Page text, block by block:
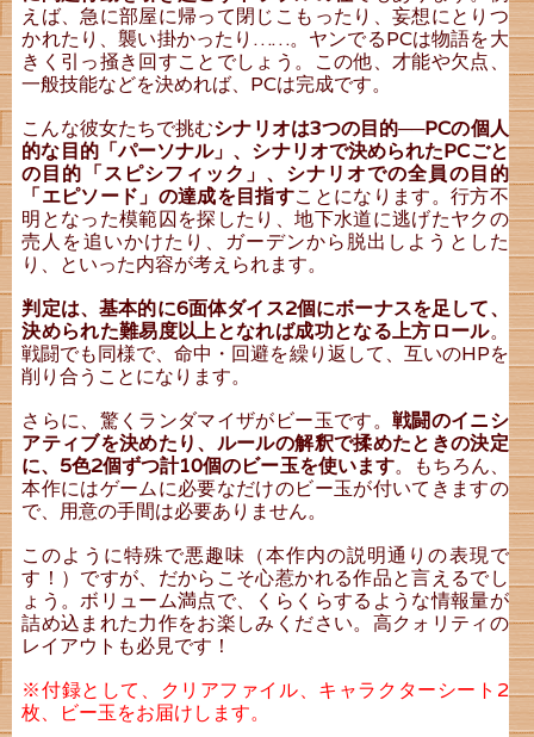
えば、急に部屋に帰って閉じこもったり、妄想にとりつ
かれたり、襲い掛かったり……。ヤンでるPCは物語を大
きく引っ掻き回すことでしょう。この他、才能や欠点、
一般技能などを決めれば、PCは完成です。
こんな彼女たちで挑むシナリオは3つの目的──PCの個人
的な目的「パーソナル」、シナリオで決められたPCごと
の目的「スピシフィック」、シナリオでの全員の目的
「エピソード」の達成を目指すことになります。行方不
明となった模範囚を探したり、地下水道に逃げたヤクの
売人を追いかけたり、ガーデンから脱出しようとした
り、といった内容が考えられます。
判定は、基本的に6面体ダイス2個にボーナスを足して、
決められた難易度以上となれば成功となる上方ロール。
戦闘でも同様で、命中・回避を繰り返して、互いのHPを
削り合うことになります。
さらに、驚くランダマイザがビー玉です。 戦闘のイニシ
アティブを決めたり、ルールの解釈で揉めたときの決定
に、5色2個ずつ計10個のビー玉を使います。もちろん、
本作にはゲームに必要なだけのビー玉が付いてきますの
で、用意の手間は必要ありません。
このように特殊で悪趣味（本作内の説明通りの表現で
す！）ですが、だからこそ心惹かれる作品と言えるでし
ょう。ボリューム満点で、くらくらするような情報量が
詰め込まれた力作をお楽しみください。高クォリティの
レイアウトも必見です！
※付録として、クリアファイル、キャラクターシート2
枚、ビー玉をお届けします。